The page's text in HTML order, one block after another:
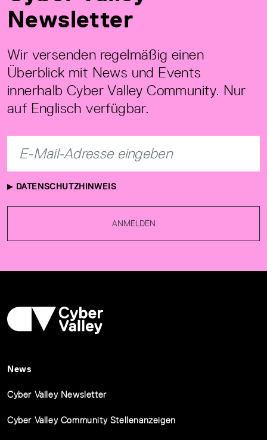
Newsletter
Wir versenden regelmäßig einen
Überblick mit News und Events
innerhalb Cyber Valley Community. Nur
auf Englisch verfügbar.
DATENSCHUTZHINWEIS
ANMELDEN
News
Cyber Valley Newsletter
Cyber Valley Community Stellenanzeigen